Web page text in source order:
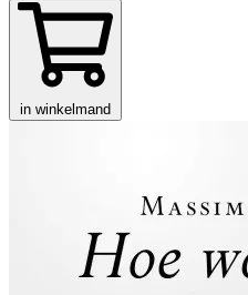
in winkelmand